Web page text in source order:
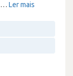
… Ler mais